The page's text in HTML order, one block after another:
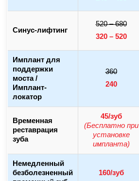
Синус-лифтинг
520 – 680
320 – 520
Имплант для
поддержки
моста /
Имплант-
локатор
360
240
Временная
реставрация
зуба
45/зуб
(Бесплатно при
установке
импланта)
Немедленный
безболезненный
160/зуб